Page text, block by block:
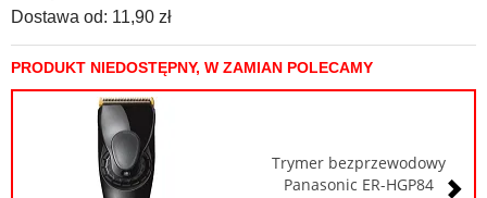
Dostawa od: 11,90 zł
PRODUKT NIEDOSTĘPNY, W ZAMIAN POLECAMY
Trymer bezprzewodowy
Panasonic ER-HGP84